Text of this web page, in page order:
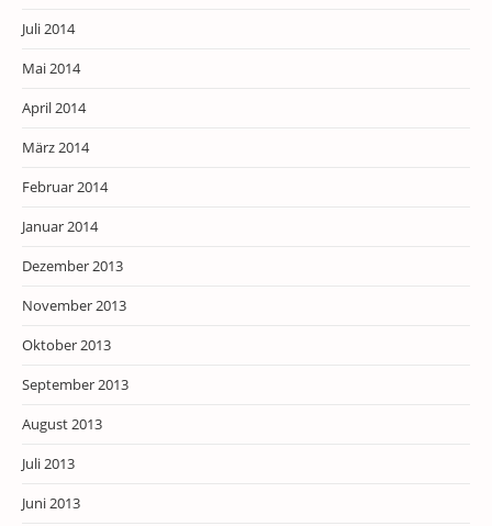
Juli 2014
Mai 2014
April 2014
März 2014
Februar 2014
Januar 2014
Dezember 2013
November 2013
Oktober 2013
September 2013
August 2013
Juli 2013
Juni 2013